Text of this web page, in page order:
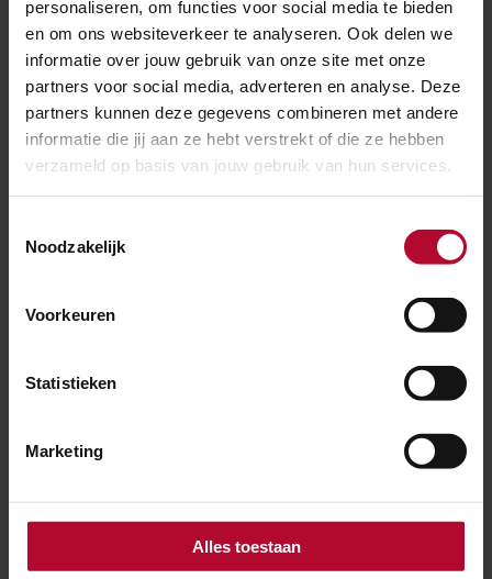
personaliseren, om functies voor social media te bieden
en om ons websiteverkeer te analyseren. Ook delen we
informatie over jouw gebruik van onze site met onze
partners voor social media, adverteren en analyse. Deze
partners kunnen deze gegevens combineren met andere
informatie die jij aan ze hebt verstrekt of die ze hebben
verzameld op basis van jouw gebruik van hun services.
Noodzakelijk
Voorkeuren
Statistieken
Marketing
Alles toestaan
Hoe jij het wenst
Met het plaatsen van voornaamwoorden in je e-
mailhandtekening geef je aan hoe jij wenst
aangesproken te worden. Je kunt namelijk geen
veronderstellingen maken op basis van naam en/of
voornaamwoorden zijn, draag je bij aan het verder
Hierdoor creëren we een veilige omgeving waarbij
om voornaamwoorden te uiten waarbij dit misschien
deze pagina?